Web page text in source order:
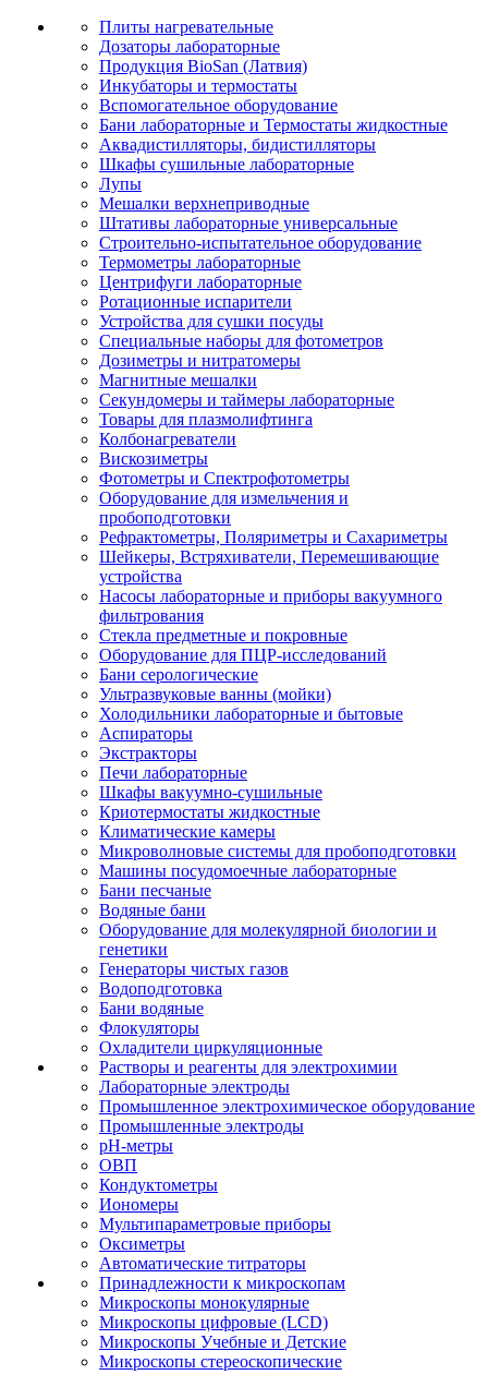
Плиты нагревательные
Дозаторы лабораторные
Продукция BioSan (Латвия)
Инкубаторы и термостаты
Вспомогательное оборудование
Бани лабораторные и Термостаты жидкостные
Аквадистилляторы, бидистилляторы
Шкафы сушильные лабораторные
Лупы
Мешалки верхнеприводные
Штативы лабораторные универсальные
Строительно-испытательное оборудование
Термометры лабораторные
Центрифуги лабораторные
Ротационные испарители
Устройства для сушки посуды
Специальные наборы для фотометров
Дозиметры и нитратомеры
Магнитные мешалки
Секундомеры и таймеры лабораторные
Товары для плазмолифтинга
Колбонагреватели
Вискозиметры
Фотометры и Спектрофотометры
Оборудование для измельчения и
пробоподготовки
Рефрактометры, Поляриметры и Сахариметры
Шейкеры, Встряхиватели, Перемешивающие
устройства
Насосы лабораторные и приборы вакуумного
фильтрования
Стекла предметные и покровные
Оборудование для ПЦР-исследований
Бани серологические
Ультразвуковые ванны (мойки)
Холодильники лабораторные и бытовые
Аспираторы
Экстракторы
Печи лабораторные
Шкафы вакуумно-сушильные
Криотермостаты жидкостные
Климатические камеры
Микроволновые системы для пробоподготовки
Машины посудомоечные лабораторные
Бани песчаные
Водяные бани
Оборудование для молекулярной биологии и
генетики
Генераторы чистых газов
Водоподготовка
Бани водяные
Флокуляторы
Охладители циркуляционные
Растворы и реагенты для электрохимии
Лабораторные электроды
Промышленное электрохимическое оборудование
Промышленные электроды
pH-метры
ОВП
Кондуктометры
Иономеры
Мультипараметровые приборы
Оксиметры
Автоматические титраторы
Принадлежности к микроскопам
Микроскопы монокулярные
Микроскопы цифровые (LCD)
Микроскопы Учебные и Детские
Микроскопы стереоскопические